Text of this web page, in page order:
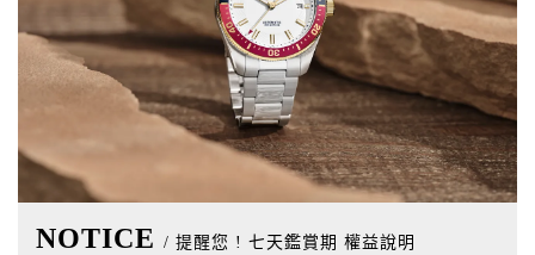
NOTICE / 提醒您 ! 七天鑑賞期 權益說明